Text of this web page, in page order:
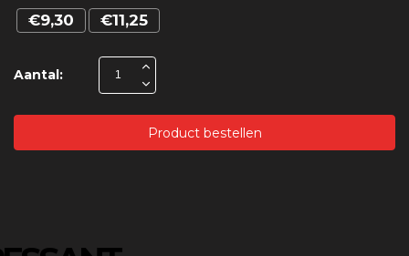
Aantal:
€9,30 €11,25
Product bestellen